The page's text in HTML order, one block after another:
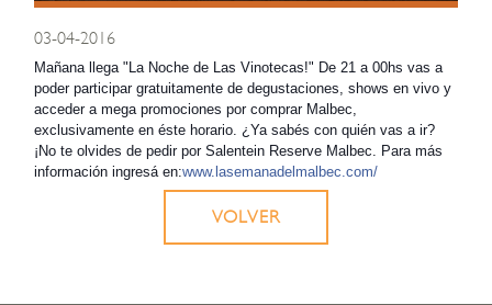
03-04-2016
Mañana llega "La Noche de Las Vinotecas!" De 21 a 00hs vas a
poder participar gratuitamente de degustaciones, shows en vivo y
acceder a mega promociones por comprar Malbec,
exclusivamente en éste horario. ¿Ya sabés con quién vas a ir?
¡No te olvides de pedir por Salentein Reserve Malbec. Para más
información ingresá en:www.lasemanadelmalbec.com/
VOLVER